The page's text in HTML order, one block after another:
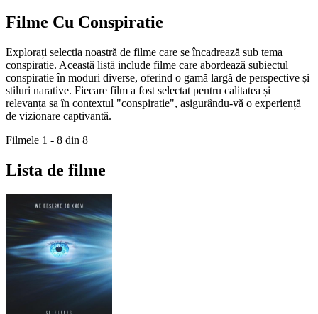
Filme Cu Conspiratie
Explorați selectia noastră de filme care se încadrează sub tema
conspiratie. Această listă include filme care abordează subiectul
conspiratie în moduri diverse, oferind o gamă largă de perspective și
stiluri narative. Fiecare film a fost selectat pentru calitatea și
relevanța sa în contextul "conspiratie", asigurându-vă o experiență
de vizionare captivantă.
Filmele 1 - 8 din 8
Lista de filme